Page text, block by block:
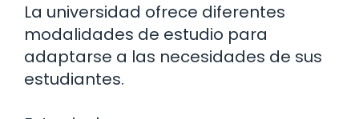
La universidad ofrece diferentes
modalidades de estudio para
adaptarse a las necesidades de sus
estudiantes.